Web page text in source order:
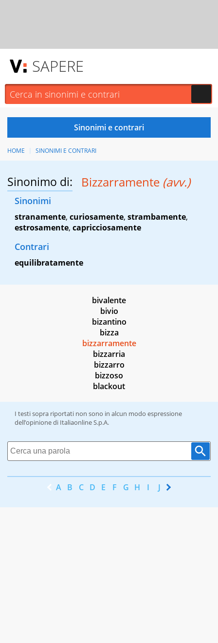
SAPERE
HOME SINONIMI E CONTRARI
Sinonimo di: Bizzarramente (avv.)
Sinonimi
stranamente, curiosamente, strambamente,
estrosamente, capricciosamente
Contrari
equilibratamente
bivalente
bivio
bizantino
bizza
bizzarramente
bizzarria
bizzarro
bizzoso
blackout
I testi sopra riportati non sono in alcun modo espressione
dell’opinione di Italiaonline S.p.A.
A B C D E F G H I J K